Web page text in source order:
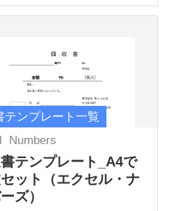
テンプレート一覧
Numbers
テンプレート_A4で
セット（エクセル・ナ
ズ）